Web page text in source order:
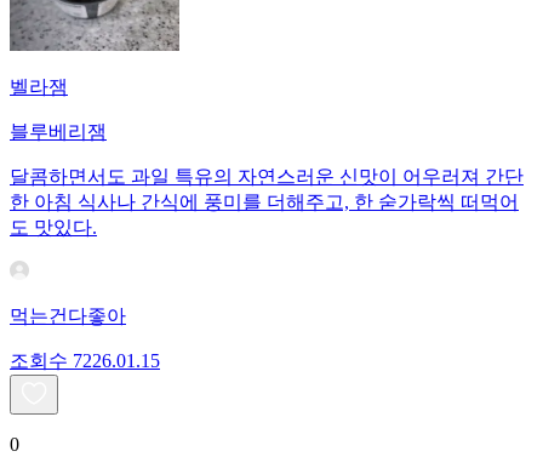
벨라잼
블루베리잼
달콤하면서도 과일 특유의 자연스러운 신맛이 어우러져 간단
한 아침 식사나 간식에 풍미를 더해주고, 한 숟가락씩 떠먹어
도 맛있다.
먹는건다좋아
조회수 7226.01.15
0